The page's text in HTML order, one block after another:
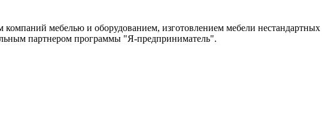
мебелью и оборудованием, изготовлением мебели нестандартных
партнером программы "Я-предприниматель".